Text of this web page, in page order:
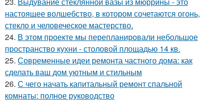
настоящее волшебство, в котором сочетаются огонь,
стекло и человеческое мастерство.
24. В этом проекте мы перепланировали небольшое
пространство кухни - столовой площадью 14 кв.
25. Современные идеи ремонта частного дома: как
сделать ваш дом уютным и стильным
26. С чего начать капитальный ремонт спальной
комнаты: полное руководство